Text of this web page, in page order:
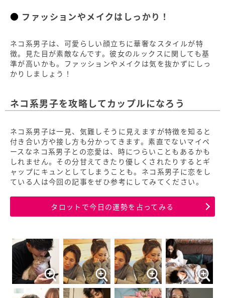
ファッションやメイクはしっかり！
ネコ系男子は、可愛らしい顔立ちに華奢なスタイルが特
徴。見た目が素敵なんです。彼女のルックスに関しても基
準が高いかも。ファッションやメイクは気を抜かずにしっ
かりしましょう！
ネコ系男子を攻略してカップルになろう
ネコ系男子は一見、気難しそうに見えますが特徴を知ると
付き合い方や接し方も分かってきます。素直でないマイペ
ースなネコ系男子との恋愛は、時につらいこともあるかも
しれません。その分甘えてきたり優しくされたりするとギ
ャップにキュンとしてしまうことも。ネコ系男子に恋をし
ている人は今回の記事をぜひ参考にしてみてください。
タロットで今日の運勢を占ってみる